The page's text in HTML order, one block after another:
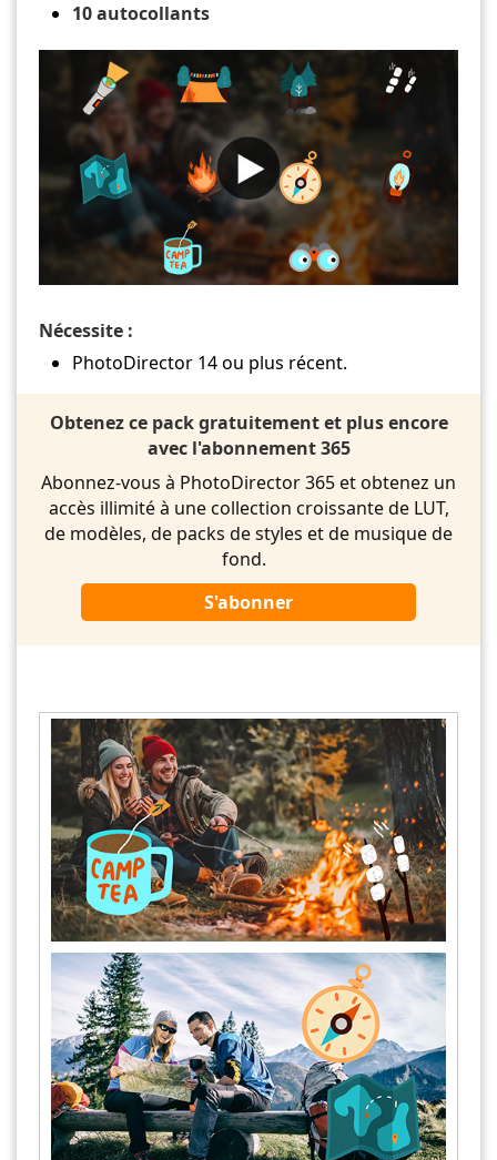
10 autocollants
Nécessite :
PhotoDirector 14 ou plus récent.
Obtenez ce pack gratuitement et plus encore
avec l'abonnement 365
Abonnez-vous à PhotoDirector 365 et obtenez un
accès illimité à une collection croissante de LUT,
de modèles, de packs de styles et de musique de
fond.
S'abonner